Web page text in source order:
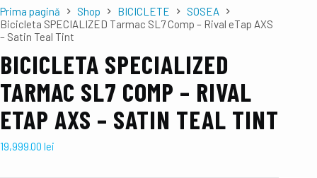
Prima pagină Shop BICICLETE
SOSEA
Bicicleta SPECIALIZED Tarmac SL7 Comp – Rival eTap AXS
– Satin Teal Tint
BICICLETA SPECIALIZED
TARMAC SL7 COMP – RIVAL
ETAP AXS – SATIN TEAL TINT
19,999.00 lei